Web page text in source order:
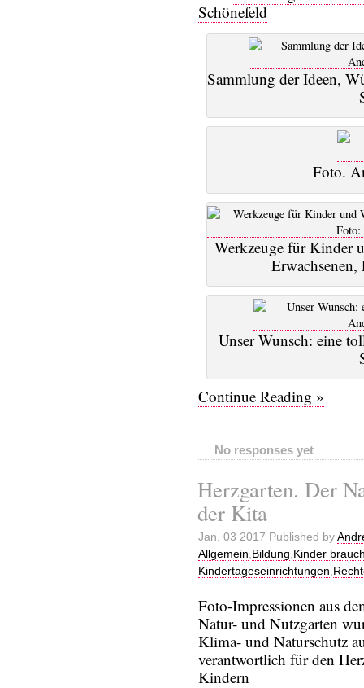
Schönefeld
Sammlung der Ideen,
Foto.
Werkzeuge für Kinder
Unser Wunsch: eine
Continue Reading »
No responses yet
Herzgarten. Der
der Kita
Jan. 03 2017 Published by
Allgemein Bildung Kinder
Kindertageseinrichtungen
Foto-Impressionen aus
Natur- und Nutzgarten
Klima- und Naturschutz
verantwortlich für den
Kindern